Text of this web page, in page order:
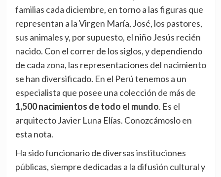
familias cada diciembre, en torno a las figuras que
representan a la Virgen María, José, los pastores,
sus animales y, por supuesto, el niño Jesús recién
nacido. Con el correr de los siglos, y dependiendo
de cada zona, las representaciones del nacimiento
se han diversificado. En el Perú tenemos a un
especialista que posee una colección de más de
1,500 nacimientos de todo el mundo. Es el
arquitecto Javier Luna Elías. Conozcámoslo en
esta nota.
Ha sido funcionario de diversas instituciones
públicas, siempre dedicadas a la difusión cultural y